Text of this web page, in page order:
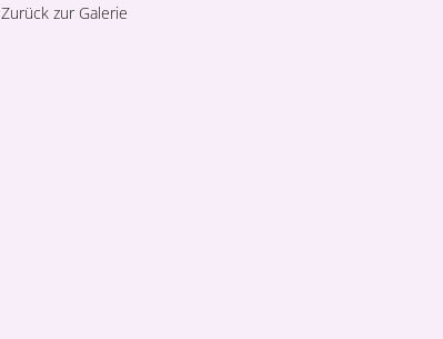
Zurück zur Galerie